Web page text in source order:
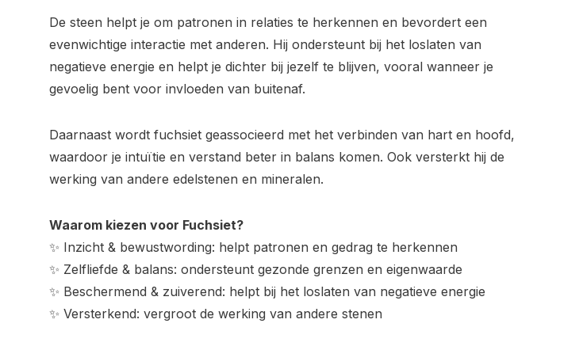
De steen helpt je om patronen in relaties te herkennen en bevordert een
evenwichtige interactie met anderen. Hij ondersteunt bij het loslaten van
negatieve energie en helpt je dichter bij jezelf te blijven, vooral wanneer je
gevoelig bent voor invloeden van buitenaf.
Daarnaast wordt fuchsiet geassocieerd met het verbinden van hart en hoofd,
waardoor je intuïtie en verstand beter in balans komen. Ook versterkt hij de
werking van andere edelstenen en mineralen.
Waarom kiezen voor Fuchsiet?
✨ Inzicht & bewustwording: helpt patronen en gedrag te herkennen
✨ Zelfliefde & balans: ondersteunt gezonde grenzen en eigenwaarde
✨ Beschermend & zuiverend: helpt bij het loslaten van negatieve energie
✨ Versterkend: vergroot de werking van andere stenen